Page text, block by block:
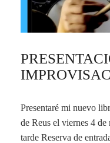
Presentaré mi nuevo
de Reus el viernes 4
tarde Reserva de